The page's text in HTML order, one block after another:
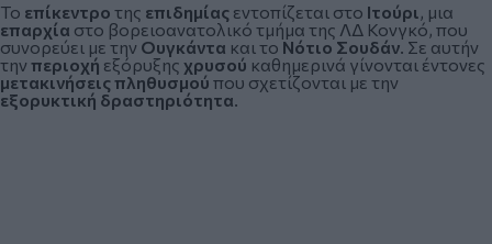
Το επίκεντρο της επιδημίας εντοπίζεται στο Ιτούρι, μια
επαρχία στο βορειοανατολικό τμήμα της ΛΔ Κονγκό, που
συνορεύει με την Ουγκάντα και το Νότιο Σουδάν. Σε αυτήν
την περιοχή εξόρυξης χρυσού καθημερινά γίνονται έντονες
μετακινήσεις πληθυσμού που σχετίζονται με την
εξορυκτική δραστηριότητα.